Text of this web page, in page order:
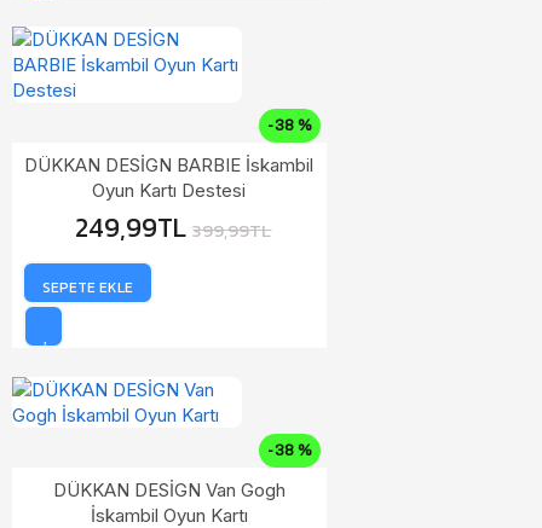
-38 %
DÜKKAN DESİGN BARBIE İskambil
Oyun Kartı Destesi
249,99TL 399,99TL
SEPETE EKLE
-38 %
DÜKKAN DESİGN Van Gogh
İskambil Oyun Kartı